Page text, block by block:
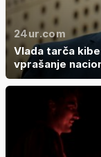
24ur.com
Vlada tarča
vprašanje